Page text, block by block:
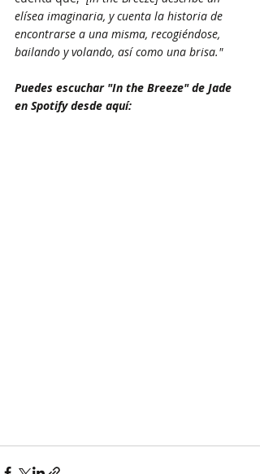
elísea imaginaria, y cuenta la historia de
encontrarse a una misma, recogiéndose,
bailando y volando, así como una brisa."
Puedes escuchar "In the Breeze" de Jade
en Spotify desde aquí: